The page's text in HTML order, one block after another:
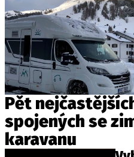
Máte příběh,
Pošlete e-
OSOBNÍ
Pět
spojených se
karavanu